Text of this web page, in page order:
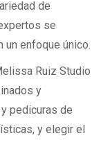
de
se
enfoque único.
Ruiz Studio
y
pedicuras de
y elegir el